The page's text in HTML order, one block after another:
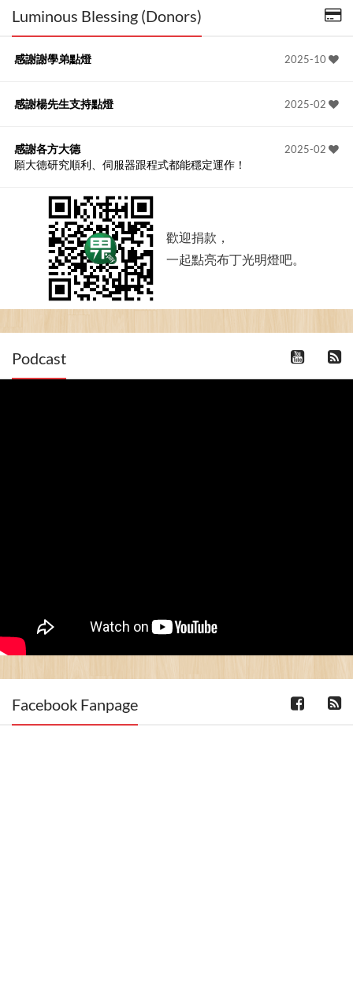
Luminous Blessing (Donors)
2025-10
感謝謝學弟點燈
2025-02
感謝楊先生支持點燈
2025-02
感謝各方大德
願大德研究順利、伺服器跟程式都能穩定運作！
歡迎捐款，
一起點亮布丁光明燈吧。
Podcast
Facebook Fanpage